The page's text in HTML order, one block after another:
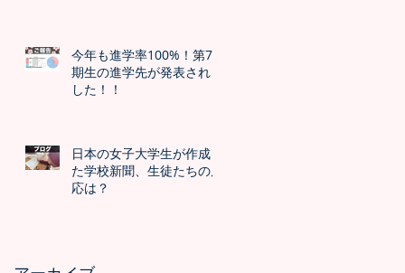
今年も進学率100%！第7
期生の進学先が発表されま
した！！
日本の女子大学生が作成し
た学校新聞、生徒たちの反
応は？